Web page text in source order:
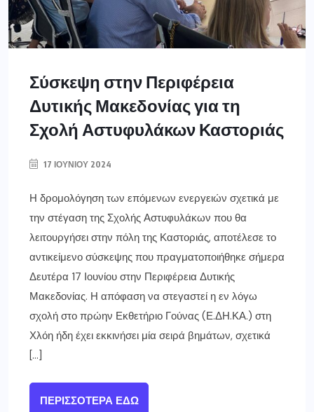
Σύσκεψη στην Περιφέρεια
Δυτικής Μακεδονίας για τη
Σχολή Αστυφυλάκων Καστοριάς
17 ΙΟΥΝΊΟΥ 2024
Η δρομολόγηση των επόμενων ενεργειών σχετικά με
την στέγαση της Σχολής Αστυφυλάκων που θα
λειτουργήσει στην πόλη της Καστοριάς, αποτέλεσε το
αντικείμενο σύσκεψης που πραγματοποιήθηκε σήμερα
Δευτέρα 17 Ιουνίου στην Περιφέρεια Δυτικής
Μακεδονίας. Η απόφαση να στεγαστεί η εν λόγω
σχολή στο πρώην Εκθετήριο Γούνας (Ε.ΔΗ.ΚΑ.) στη
Χλόη ήδη έχει εκκινήσει μία σειρά βημάτων, σχετικά
[…]
ΠΕΡΙΣΣΌΤΕΡΑ ΕΔΏ